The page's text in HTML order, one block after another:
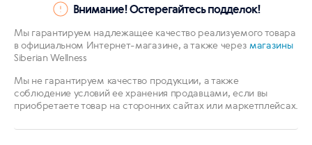
Внимание! Остерегайтесь подделок!
Мы гарантируем надлежащее качество реализуемого товара
в официальном Интернет-магазине, а также через магазины
Siberian Wellness
Мы не гарантируем качество продукции, а также
соблюдение условий ее хранения продавцами, если вы
приобретаете товар на сторонних сайтах или маркетплейсах.